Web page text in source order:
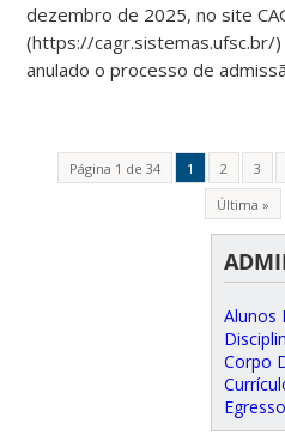
dezembro de 2025, no site
(https://cagr.sistemas.ufsc.br/
anulado o processo de
Página 1 de 34 1 2 3
Última »
Alunos
Corpo